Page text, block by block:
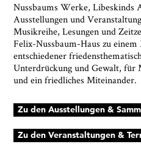
Nussbaums Werke, Libeskinds
Ausstellungen und
Musikreihe, Lesungen und
Felix-Nussbaum-Haus zu
entschiedener
Unterdrückung und Gewalt, für
und ein friedliches Miteinander.
Zu den Ausstellungen &
Zu den Veranstaltungen &